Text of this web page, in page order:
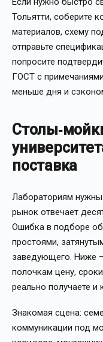
Тольятти, соберите
материалов, схему
отправьте
попросите
ГОСТ с
меньше дня и
поставка
Лабораториям нужны
рынок отвечает
Ошибка в подборе
простоями,
заведующего. Ниже
полочкам цену,
реально получаете и
Знакомая сцена:
коммуникации под